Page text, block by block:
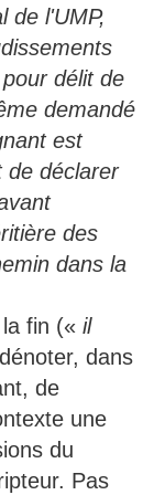
de l'UMP,
délit de
demandé
est
de déclarer
des
dans la
fin (« il
dans
de
une
du
Pas